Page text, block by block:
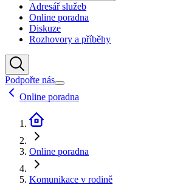
Adresář služeb
Online poradna
Diskuze
Rozhovory a příběhy
Podpořte nás
Online poradna
Online poradna
Komunikace v rodině